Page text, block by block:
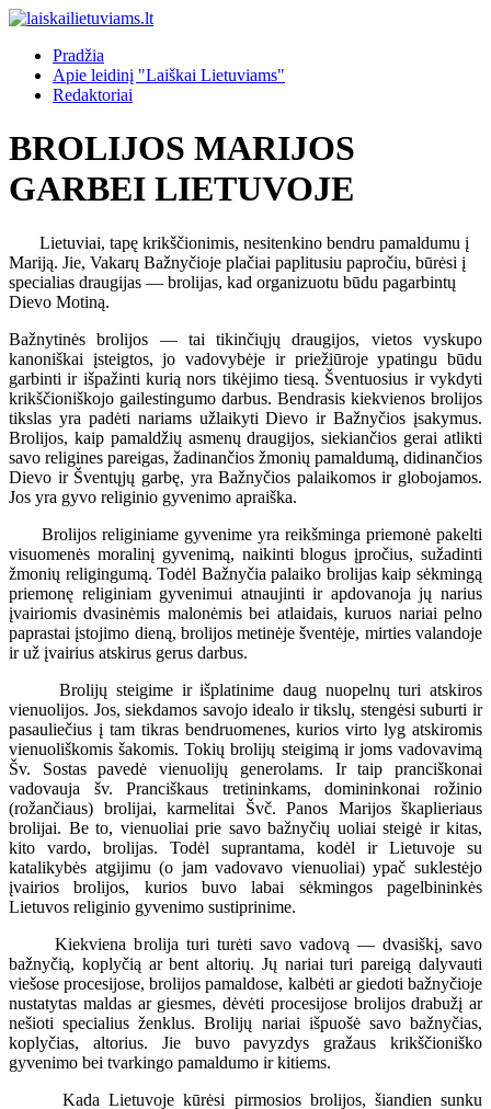
Pradžia
Apie leidinį "Laiškai Lietuviams"
Redaktoriai
BROLIJOS MARIJOS
GARBEI LIETUVOJE
Lietuviai, tapę krikščionimis, nesitenkino bendru pamaldumu į
Mariją. Jie, Vakarų Bažnyčioje plačiai paplitusiu papročiu, būrėsi į
specialias draugijas — brolijas, kad organizuotu būdu pagarbintų
Dievo Motiną.
Bažnytinės brolijos — tai tikinčiųjų draugijos, vietos vyskupo
kanoniškai įsteigtos, jo vadovybėje ir priežiūroje ypatingu būdu
garbinti ir išpažinti kurią nors tikėjimo tiesą. Šventuosius ir vykdyti
krikščioniškojo gailestingumo darbus. Bendrasis kiekvienos brolijos
tikslas yra padėti nariams užlaikyti Dievo ir Bažnyčios įsakymus.
Brolijos, kaip pamaldžių asmenų draugijos, siekiančios gerai atlikti
savo religines pareigas, žadinančios žmonių pamaldumą, didinančios
Dievo ir Šventųjų garbę, yra Bažnyčios palaikomos ir globojamos.
Jos yra gyvo religinio gyvenimo apraiška.
Brolijos religiniame gyvenime yra reikšminga priemonė pakelti
visuomenės moralinį gyvenimą, naikinti blogus įpročius, sužadinti
žmonių religingumą. Todėl Bažnyčia palaiko brolijas kaip sėkmingą
priemonę religiniam gyvenimui atnaujinti ir apdovanoja jų narius
įvairiomis dvasinėmis malonėmis bei atlaidais, kuruos nariai pelno
paprastai įstojimo dieną, brolijos metinėje šventėje, mirties valandoje
ir už įvairius atskirus gerus darbus.
Brolijų steigime ir išplatinime daug nuopelnų turi atskiros
vienuolijos. Jos, siekdamos savojo idealo ir tikslų, stengėsi suburti ir
pasauliečius į tam tikras bendruomenes, kurios virto lyg atskiromis
vienuoliškomis šakomis. Tokių brolijų steigimą ir joms vadovavimą
Šv. Sostas pavedė vienuolijų generolams. Ir taip pranciškonai
vadovauja šv. Pranciškaus tretininkams, domininkonai rožinio
(rožančiaus) brolijai, karmelitai Švč. Panos Marijos škaplieriaus
brolijai. Be to, vienuoliai prie savo bažnyčių uoliai steigė ir kitas,
kito vardo, brolijas. Todėl suprantama, kodėl ir Lietuvoje su
katalikybės atgijimu (o jam vadovavo vienuoliai) ypač suklestėjo
įvairios brolijos, kurios buvo labai sėkmingos pagelbininkės
Lietuvos religinio gyvenimo sustiprinime.
Kiekviena brolija turi turėti savo vadovą — dvasiškį, savo
bažnyčią, koplyčią ar bent altorių. Jų nariai turi pareigą dalyvauti
viešose procesijose, brolijos pamaldose, kalbėti ar giedoti bažnyčioje
nustatytas maldas ar giesmes, dėvėti procesijose brolijos drabužį ar
nešioti specialius ženklus. Brolijų nariai išpuošė savo bažnyčias,
koplyčias, altorius. Jie buvo pavyzdys gražaus krikščioniško
gyvenimo bei tvarkingo pamaldumo ir kitiems.
Kada Lietuvoje kūrėsi pirmosios brolijos, šiandien sunku